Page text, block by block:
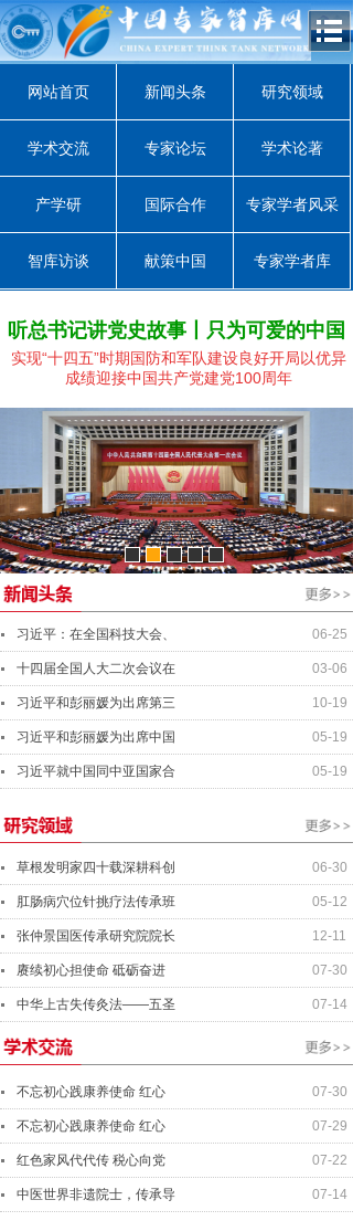
网站首页 新闻头条 研究领域
学术交流 专家论坛 学术论著
产学研 国际合作 专家学者风采
智库访谈 献策中国 专家学者库
听总书记讲党史故事丨只为可爱的中国
实现“十四五”时期国防和军队建设良好开局以优异
成绩迎接中国共产党建党100周年
资产管理经理 总会计师
06-25
习近平：在全国科技大会、
03-06
十四届全国人大二次会议在
10-19
习近平和彭丽媛为出席第三
05-19
习近平和彭丽媛为出席中国
05-19
习近平就中国同中亚国家合
06-30
草根发明家四十载深耕科创
05-12
肛肠病穴位针挑疗法传承班
12-11
张仲景国医传承研究院院长
07-30
赓续初心担使命 砥砺奋进
07-14
中华上古失传灸法——五圣
07-30
不忘初心践康养使命 红心
07-29
不忘初心践康养使命 红心
07-22
红色家风代代传 税心向党
07-14
中医世界非遗院士，传承导